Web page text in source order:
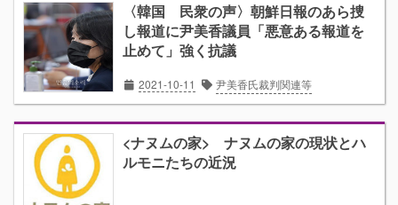
〈韓国 民衆の声〉朝鮮日報のあら捜
し報道に尹美香議員「悪意ある報道を
止めて」強く抗議
2021-10-11 尹美香氏裁判関連等
<ナヌムの家> ナヌムの家の現状とハ
ルモニたちの近況